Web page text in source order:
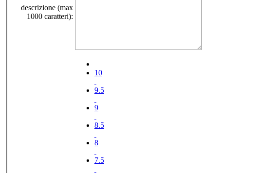
descrizione (max
1000 caratteri):
10
9.5
9
8.5
8
7.5